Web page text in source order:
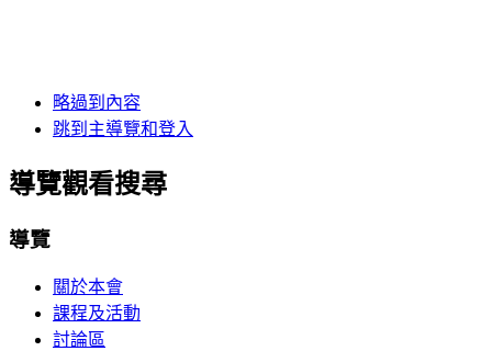
略過到內容
跳到主導覽和登入
導覽觀看搜尋
導覽
關於本會
課程及活動
討論區